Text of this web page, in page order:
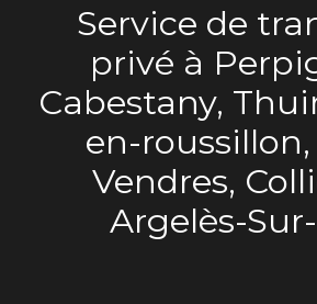
Service de
privé à
Cabestany,
en-
Vendres,
Argelès-